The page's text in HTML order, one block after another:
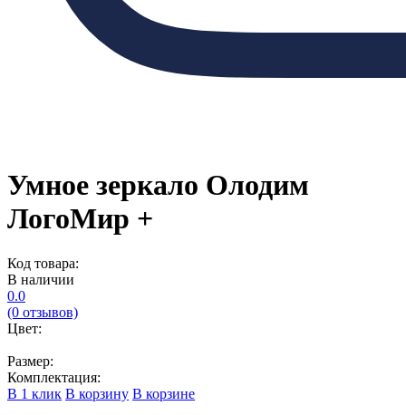
Умное зеркало Олодим
ЛогоМир +
Код товара:
В наличии
0.0
(0 отзывов)
Цвет:
Размер:
Комплектация:
В 1 клик В корзину В корзине